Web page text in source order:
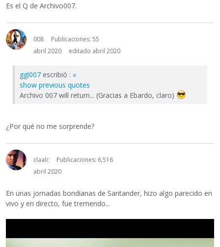
Es el Q de Archivo007.
008
Publicaciones: 55
abril 2020
editado abril 2020
ggl007 escribió : »
show previous quotes
Archivo 007 will return... (Gracias a Ebardo, claro)
¿Por qué no me sorprende?
claalc
Publicaciones: 6,516
abril 2020
En unas jornadas bondianas de Santander, hizo algo parecido en
vivo y en directo, fue tremendo...